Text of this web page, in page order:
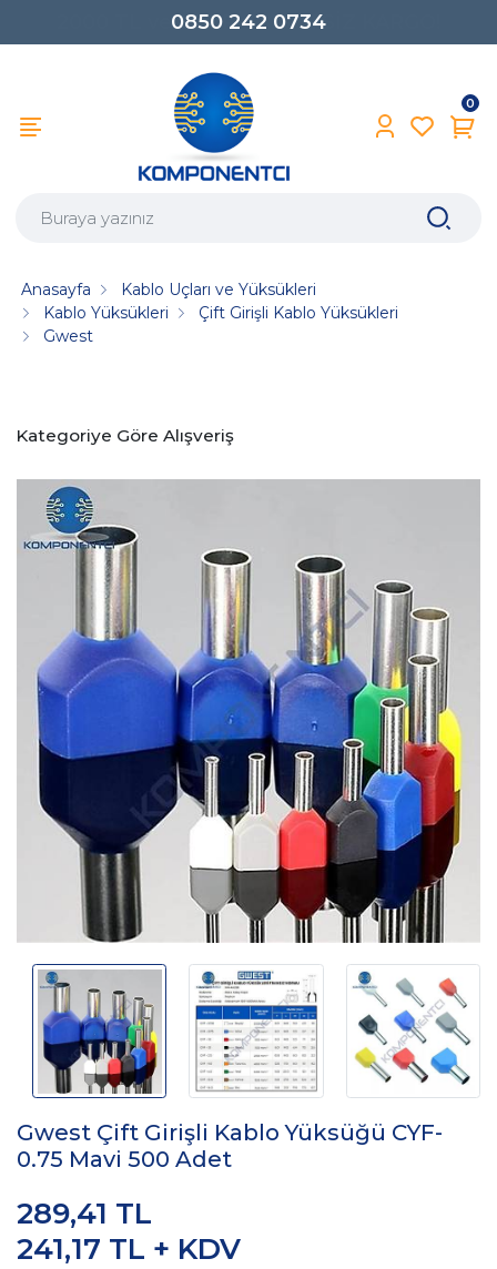
0850 242 0734
0
Anasayfa
Kablo Uçları ve Yüksükleri
Kablo Yüksükleri
Çift Girişli Kablo Yüksükleri
Gwest
Kategoriye Göre Alışveriş
Gwest Çift Girişli Kablo Yüksüğü CYF-
0.75 Mavi 500 Adet
241,17 TL + KDV
289,41 TL